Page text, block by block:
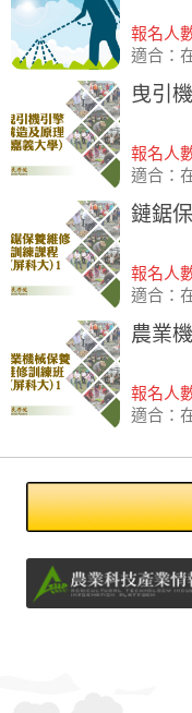
報名人
適合：
曳引
報名人
適合：
鏈鋸
報名人
適合：
農業
報名人
適合：